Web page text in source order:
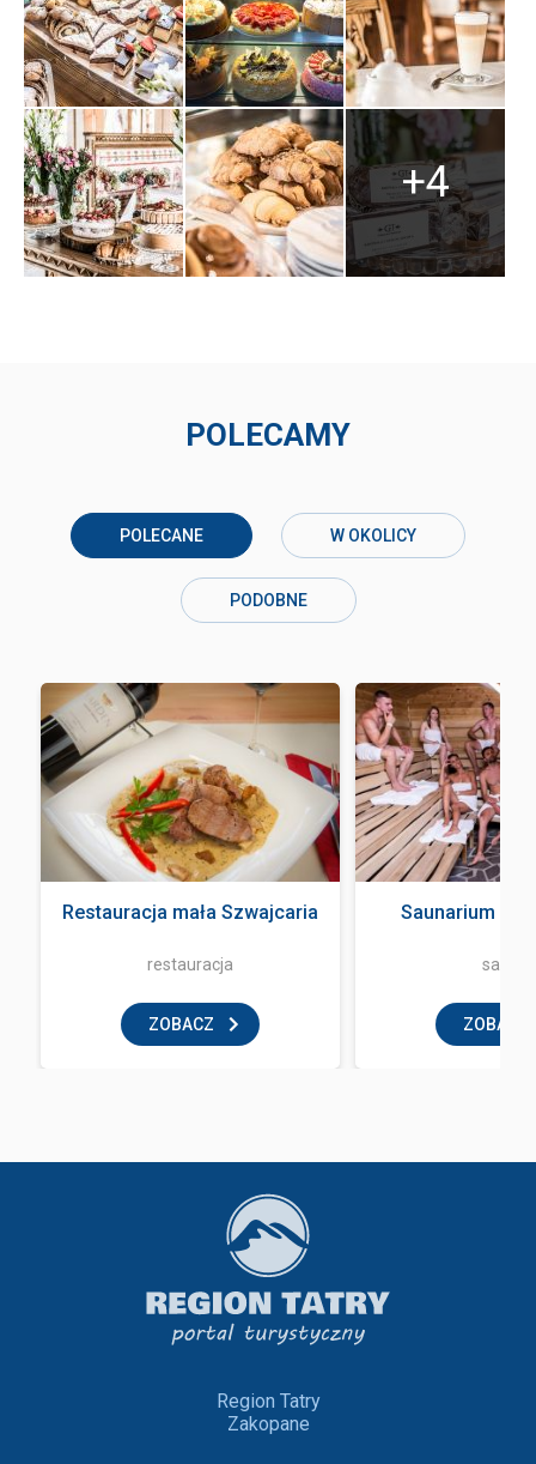
+4
POLECAMY
POLECANE W OKOLICY
PODOBNE
Restauracja mała Szwajcaria
restauracja
ZOBACZ
Saunarium
sauna
ZOBACZ
Region Tatry
Zakopane